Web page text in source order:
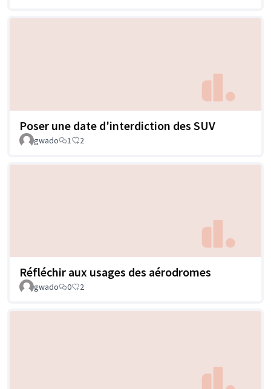
Poser une date d'interdiction des SUV
gwado 1 2
Réfléchir aux usages des aérodromes
gwado 0 2